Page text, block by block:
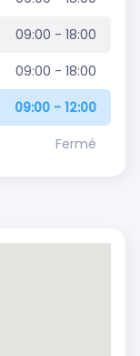
09:00 - 18:00
09:00 - 18:00
09:00 - 12:00
Fermé